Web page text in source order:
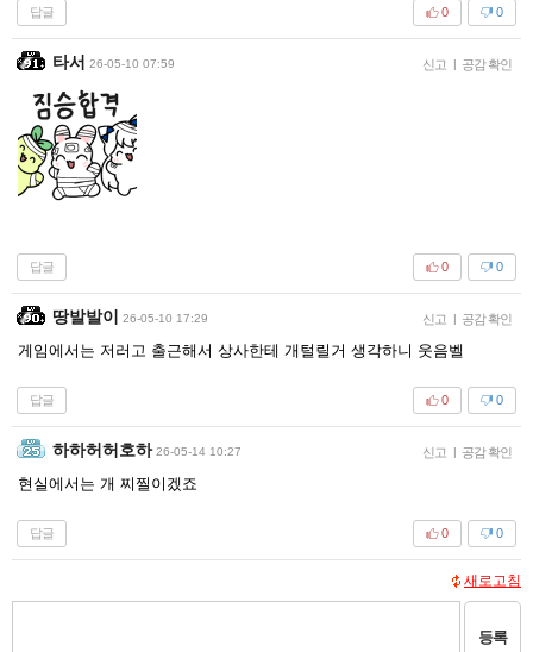
답글 0
0
타서 26-05-10 07:59 신고 | 공감 확인
답글 0
0
땅발발이 26-05-10 17:29 신고 | 공감 확인
게임에서는 저러고 출근해서 상사한테 개털릴거 생각하니 웃음벨
답글 0
0
하하허허호하 26-05-14 10:27 신고 | 공감 확인
현실에서는 개 찌찔이겠죠
답글 0
0
새로고침
등록